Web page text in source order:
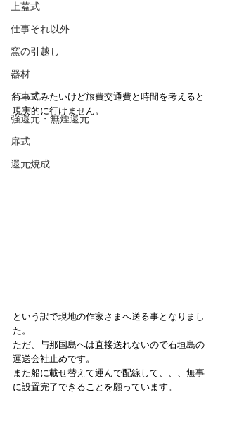
上蓋式
仕事それ以外
窯の引越し
器材
台車式
強還元・無煙還元
扉式
還元焼成
行ってみたいけど旅費交通費と時間を考えると
現実的に行けません。
という訳で現地の作家さまへ送る事となりまし
た。
ただ、与那国島へは直接送れないので石垣島の
運送会社止めです。
また船に載せ替えて運んで配線して、、、無事
に設置完了できることを願っています。